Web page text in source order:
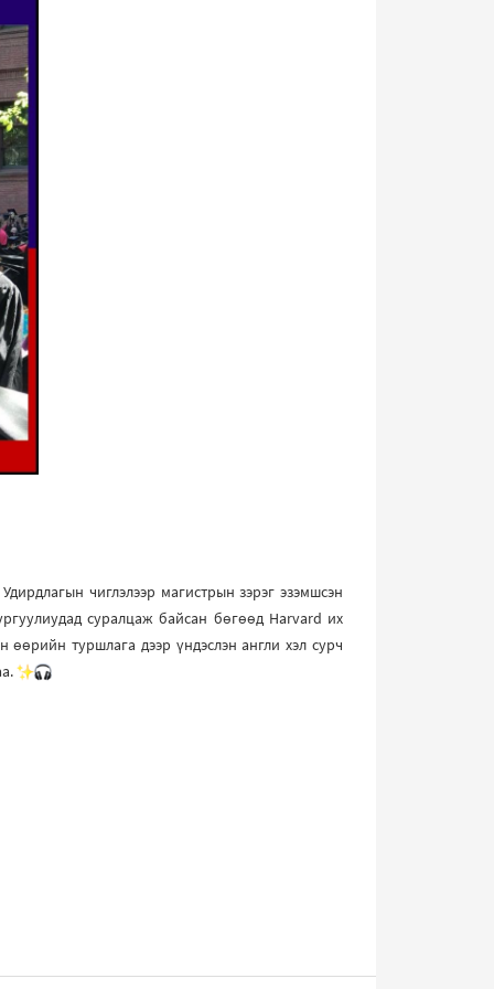
чиглэлээр магистрын зэрэг эзэмшсэн
суралцаж байсан бөгөөд Harvard их
туршлага дээр үндэслэн англи хэл сурч